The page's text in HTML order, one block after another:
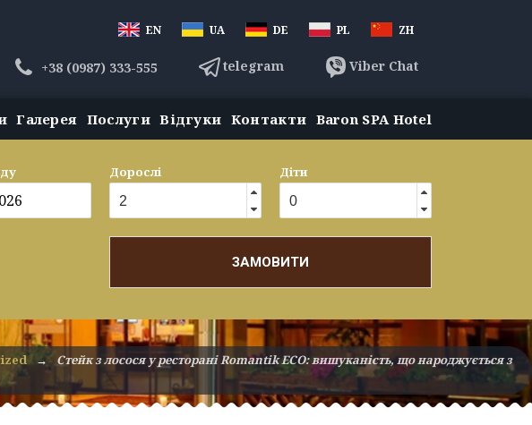
EN UA DE PL ZH
+38 (0987) 333-555 telegram Viber Chat
Галерея Послуги Відгуки Контакти Baron SPA Hotel
Дорослі Діти
ЗАМОВИТИ
→
Стейк з лосося у ресторані Romantik ECO: вишуканість, що народжується з